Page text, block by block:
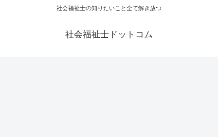
社会福祉士の知りたいこと全て解き放つ
社会福祉士ドットコム